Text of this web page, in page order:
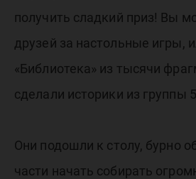
получить сладкий приз! Вы
друзей за настольные игры,
«Библиотека» из тысячи
сделали историки из группы
Они подошли к столу, бурно
части начать собирать